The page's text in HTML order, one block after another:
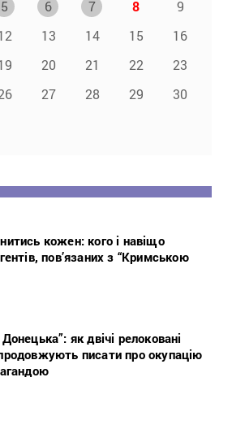
5 6 7 8
9
13 14 15
16
20 21 22
23
27 28 29
30
кожен: кого і навіщо
пов’язаних з “Кримською
як двічі релоковані
писати про окупацію